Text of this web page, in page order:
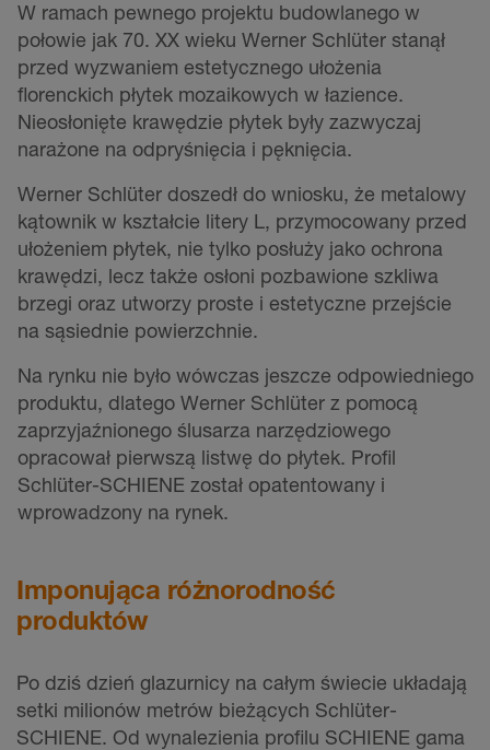
W ramach pewnego projektu budowlanego w
połowie jak 70. XX wieku Werner Schlüter stanął
przed wyzwaniem estetycznego ułożenia
florenckich płytek mozaikowych w łazience.
Nieosłonięte krawędzie płytek były zazwyczaj
narażone na odpryśnięcia i pęknięcia.
Werner Schlüter doszedł do wniosku, że metalowy
kątownik w kształcie litery L, przymocowany przed
ułożeniem płytek, nie tylko posłuży jako ochrona
krawędzi, lecz także osłoni pozbawione szkliwa
brzegi oraz utworzy proste i estetyczne przejście
na sąsiednie powierzchnie.
Na rynku nie było wówczas jeszcze odpowiedniego
produktu, dlatego Werner Schlüter z pomocą
zaprzyjaźnionego ślusarza narzędziowego
opracował pierwszą listwę do płytek. Profil
Schlüter-SCHIENE został opatentowany i
wprowadzony na rynek.
Imponująca różnorodność
produktów
Po dziś dzień glazurnicy na całym świecie układają
setki milionów metrów bieżących Schlüter-
SCHIENE. Od wynalezienia profilu SCHIENE gama